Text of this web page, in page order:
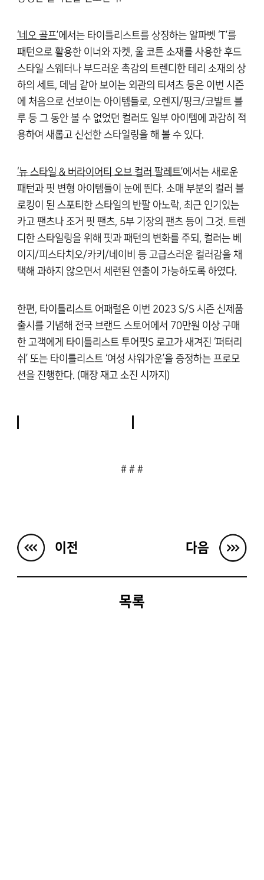
‘네오 골프’에서는 타이틀리스트를 상징하는 알파벳 ‘T’를
패턴으로 활용한 이너와 자켓, 울 코튼 소재를 사용한 후드
스타일 스웨터나 부드러운 촉감의 트렌디한 테리 소재의 상
하의 세트, 데님 같아 보이는 외관의 티셔츠 등은 이번 시즌
에 처음으로 선보이는 아이템들로, 오렌지/핑크/코발트 블
루 등 그 동안 볼 수 없었던 컬러도 일부 아이템에 과감히 적
용하여 새롭고 신선한 스타일링을 해 볼 수 있다.
‘뉴 스타일 & 버라이어티 오브 컬러 팔레트’에서는 새로운
패턴과 핏 변형 아이템들이 눈에 띈다. 소매 부분의 컬러 블
로킹이 된 스포티한 스타일의 반팔 아노락, 최근 인기있는
카고 팬츠나 조거 핏 팬츠, 5부 기장의 팬츠 등이 그것. 트렌
디한 스타일링을 위해 핏과 패턴의 변화를 주되, 컬러는 베
이지/피스타치오/카키/네이비 등 고급스러운 컬러감을 채
택해 과하지 않으면서 세련된 연출이 가능하도록 하였다.
한편, 타이틀리스트 어패럴은 이번 2023 S/S 시즌 신제품
출시를 기념해 전국 브랜드 스토어에서 70만원 이상 구매
한 고객에게 타이틀리스트 투어핏S 로고가 새겨진 ‘퍼터리
쉬’ 또는 타이틀리스트 ‘여성 샤워가운’을 증정하는 프로모
션을 진행한다. (매장 재고 소진 시까지)
# # #
이전
목록
다음